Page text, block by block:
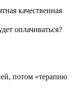
качественная
оплачиваться?
потом «терапию